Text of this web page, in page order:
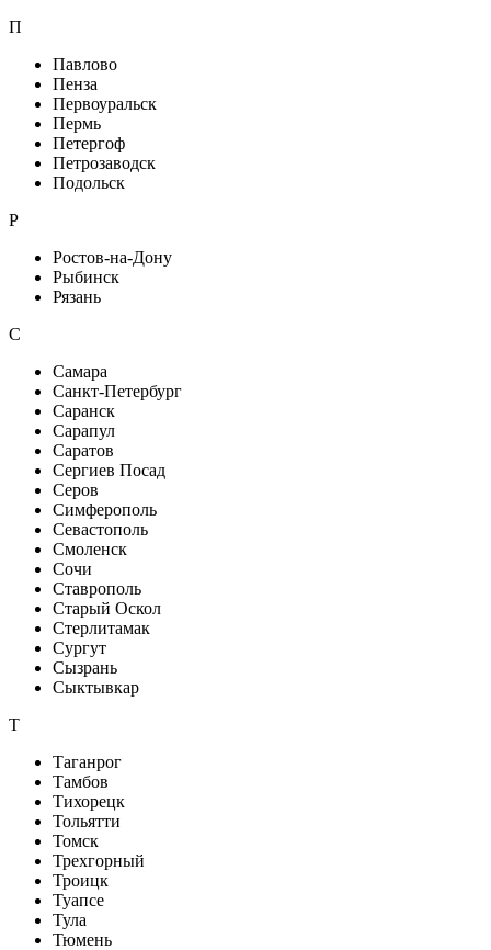
П
Павлово
Пенза
Первоуральск
Пермь
Петергоф
Петрозаводск
Подольск
Р
Ростов-на-Дону
Рыбинск
Рязань
С
Самара
Санкт-Петербург
Саранск
Сарапул
Саратов
Сергиев Посад
Серов
Симферополь
Севастополь
Смоленск
Сочи
Ставрополь
Старый Оскол
Стерлитамак
Сургут
Сызрань
Сыктывкар
Т
Таганрог
Тамбов
Тихорецк
Тольятти
Томск
Трехгорный
Троицк
Туапсе
Тула
Тюмень